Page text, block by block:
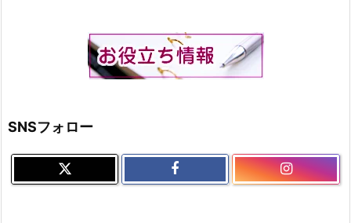
SNSフォロー